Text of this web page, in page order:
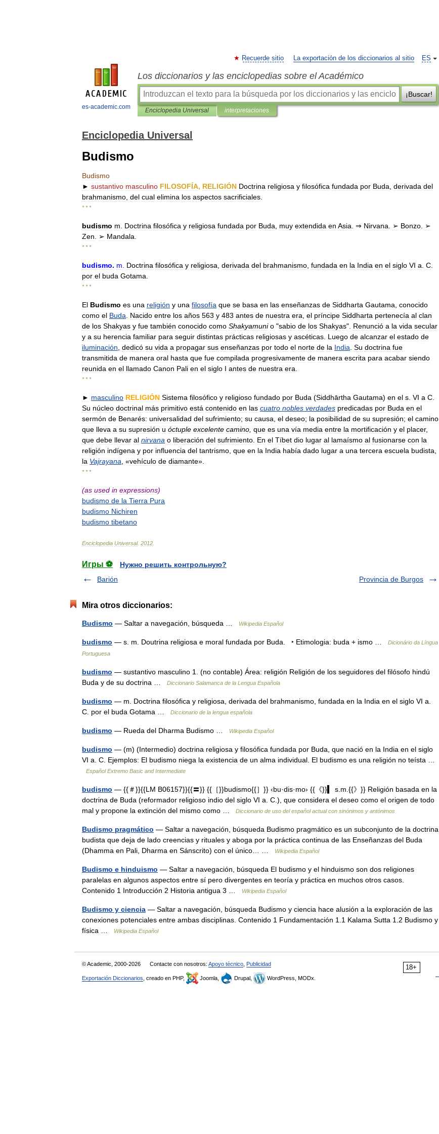
es-academic.com
ES
Recuerde sitio La exportación de los diccionarios al sitio
Los diccionarios y las enciclopedias sobre el Académico
¡Buscar!
Enciclopedia Universal interpretaciones
Enciclopedia Universal
Budismo
Budismo
► sustantivo masculino FILOSOFÍA, RELIGIÓN Doctrina religiosa y filosófica fundada por Buda derivada del
brahmanismo del cual elimina los aspectos sacrificiales
* * *
budismo m Doctrina filosófica y religiosa fundada por Buda muy extendida en Asia . ⇒ Nirvana ➢ Bonzo
➢
Zen
➢ Mandala
* * *
budismo. m Doctrina filosófica y religiosa derivada del brahmanismo fundada en la India en el siglo VI a C
por el buda Gotama
* * *
El Budismo es una religión y una filosofía que se basa en las enseñanzas de Siddharta Gautama conocido
como el Buda Nacido entre los años 563 y 483 antes de nuestra era el príncipe Siddharta pertenecía al clan
de los Shakyas y fue también conocido como Shakyamuni o "sabio de los Shakyas". Renunció a la vida secular
y a su herencia familiar para seguir distintas prácticas religiosas y ascéticas Luego de alcanzar el estado de
iluminación dedicó su vida a propagar sus enseñanzas por todo el norte de la India Su doctrina fue
transmitida de manera oral hasta que fue compilada progresivamente de manera escrita para acabar siendo
reunida en el llamado Canon Pali en el siglo I antes de nuestra era
* * *
► masculino RELIGIÓN Sistema filosófico y religioso fundado por Buda (Siddhārtha Gautama) en el s VI a C
Su núcleo doctrinal más primitivo está contenido en las cuatro nobles verdades predicadas por Buda en el
sermón de Benarés: universalidad del sufrimiento; su causa el deseo; la posibilidad de su supresión; el camino
que lleva a su supresión u óctuple excelente camino que es una vía media entre la mortificación y el placer,
que debe llevar al nirvana o liberación del sufrimiento En el Tíbet dio lugar al lamaísmo al fusionarse con la
religión indígena y por influencia del tantrismo que en la India había dado lugar a una tercera escuela budista
la Vajrayana , «vehículo de diamante».
* * *
(as used in expressions)
budismo de la Tierra Pura
budismo Nichiren
budismo tibetano
Enciclopedia Universal. 2012
Игры ⚽
Нужно решить контрольную?
Barión
Provincia de Burgos
Mira otros diccionarios:
Budismo — Saltar a navegación, búsqueda … Wikipedia Español
budismo — s. m. Doutrina religiosa e moral fundada por Buda. ‣ Etimologia: buda + ismo …
Dicionário da Língua
Portuguesa
budismo — sustantivo masculino 1. (no contable) Área: religión Religión de los seguidores del filósofo hindú
Buda y de su doctrina …
Diccionario Salamanca de la Lengua Española
budismo — m. Doctrina filosófica y religiosa, derivada del brahmanismo, fundada en la India en el siglo VI a.
C. por el buda Gotama …
Diccionario de la lengua española
budismo — Rueda del Dharma Budismo … Wikipedia Español
budismo — (m) (Intermedio) doctrina religiosa y filosófica fundada por Buda, que nació en la India en el siglo
VI a. C. Ejemplos: El budismo niega la existencia de un alma individual. El budismo es una religión no teísta …
Español Extremo Basic and Intermediate
budismo — {{＃}}{{LM B06157}}{{〓}} {{［}}budismo{{］}} ‹bu·dis·mo› {{《}}▍ s.m.{{》}} Religión basada en la
doctrina de Buda (reformador religioso indio del siglo VI a. C.), que considera el deseo como el origen de todo
mal y propone la extinción del mismo como …
Diccionario de uso del español actual con sinónimos y antónimos
Budismo pragmático — Saltar a navegación, búsqueda Budismo pragmático es un subconjunto de la doctrina
budista que deja de lado creencias y rituales y aboga por la práctica continua de las Enseñanzas del Buda
(Dhamma en Pali, Dharma en Sánscrito) con el único… …
Wikipedia Español
Budismo e hinduismo — Saltar a navegación, búsqueda El budismo y el hinduismo son dos religiones
paralelas en algunos aspectos entre sí pero divergentes en teoría y práctica en muchos otros casos.
Contenido 1 Introducción 2 Historia antigua 3 …
Wikipedia Español
Budismo y ciencia — Saltar a navegación, búsqueda Budismo y ciencia hace alusión a la exploración de las
conexiones potenciales entre ambas disciplinas. Contenido 1 Fundamentación 1.1 Kalama Sutta 1.2 Budismo y
física …
Wikipedia Español
18+
© Academic, 2000-2026 Contacte con nosotros: Apoyo técnico Publicidad
Exportación Diccionarios , creado en PHP, Joomla, Drupal, WordPress, MODx.